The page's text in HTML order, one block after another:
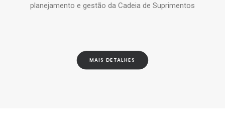
planejamento e gestão da Cadeia de Suprimentos
MAIS DETALHES